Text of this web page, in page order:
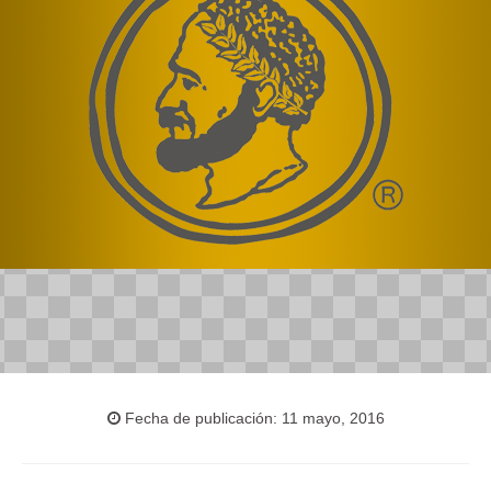
Fecha de publicación: 11 mayo, 2016